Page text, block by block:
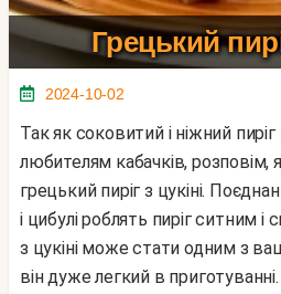
Грецький
2024-10-02
Так як соковитий і ніжний пиріг припаде до смаку всім
любителям кабачків, розповім,
грецький пиріг з цукіні.
і цибулі роблять пиріг ситним і
з цукіні може стати одним з
він дуже легкий в приготуванні.